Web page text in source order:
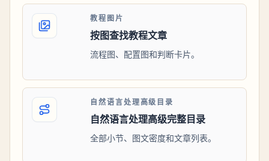
教程图片
按图查找教程文章
流程图、配置图和判断卡片。
自然语言处理高级目录
自然语言处理高级完整目录
全部小节、图文密度和文章列表。